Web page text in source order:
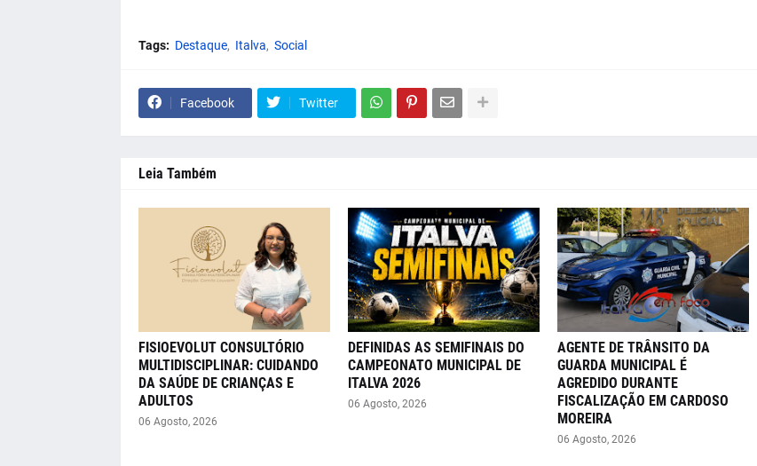
Tags: Destaque Italva Social
Facebook Twitter
Leia Também
FISIOEVOLUT CONSULTÓRIO
MULTIDISCIPLINAR: CUIDANDO
DA SAÚDE DE CRIANÇAS E
ADULTOS
06 Agosto, 2026
DEFINIDAS AS SEMIFINAIS DO
CAMPEONATO MUNICIPAL DE
ITALVA 2026
06 Agosto, 2026
AGENTE DE TRÂNSITO DA
GUARDA MUNICIPAL É
AGREDIDO DURANTE
FISCALIZAÇÃO EM CARDOSO
MOREIRA
06 Agosto, 2026